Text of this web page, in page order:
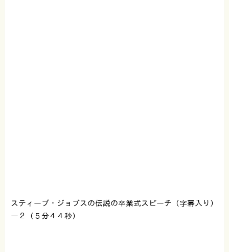
スティーブ・ジョブスの伝説の卒業式スピーチ（字幕入り）
ー２（５分４４秒）